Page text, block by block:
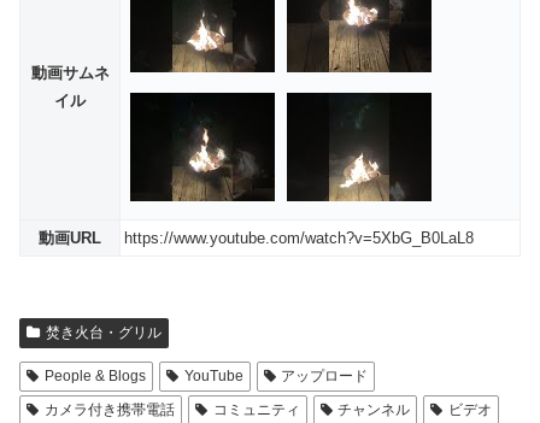
動画サムネ
イル
動画URL https://www.youtube.com/watch?v=5XbG_B0LaL8
焚き火台・グリル
People & Blogs YouTube
アップロード
カメラ付き携帯電話
コミュニティ チャンネル
ビデオ